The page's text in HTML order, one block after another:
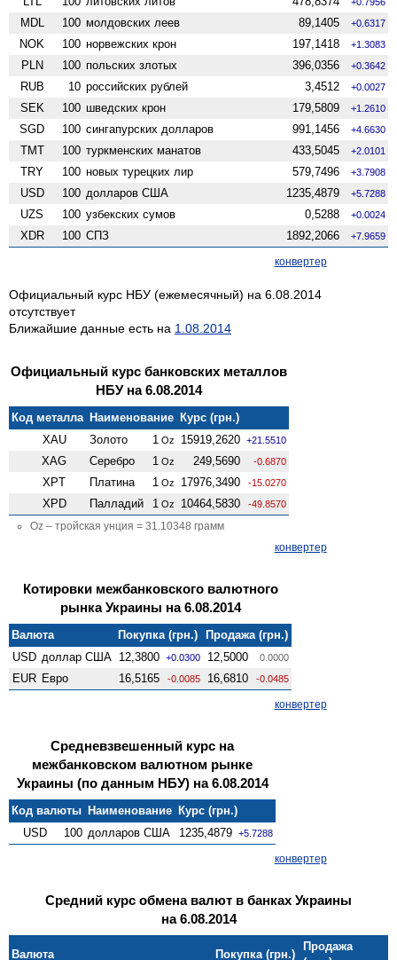
MDL 100 молдовских леев 89,1405 +0.6317
NOK 100 норвежских крон 197,1418 +1.3083
PLN 100 польских злотых 396,0356 +0.3642
RUB 10 российских рублей 3,4512 +0.0027
SEK 100 шведских крон 179,5809 +1.2610
SGD 100 сингапурских долларов 991,1456 +4.6630
TMT 100 туркменских манатов 433,5045 +2.0101
TRY 100 новых турецких лир 579,7496 +3.7908
USD 100 долларов США 1235,4879 +5.7288
UZS 100 узбекских сумов 0,5288 +0.0024
XDR 100 СПЗ 1892,2066 +7.9659
конвертер
Официальный курс НБУ (ежемесячный) на 6.08.2014
отсутствует
Ближайшие данные есть на 1.08.2014
Официальный курс банковских металлов
НБУ на 6.08.2014
Код металла Наименование Курс (грн.)
XAU
Золото 1 Oz 15919,2620 +21.5510
XAG Серебро 1 Oz 249,5690 -0.6870
XPT Платина 1 Oz 17976,3490 -15.0270
XPD Палладий 1 Oz 10464,5830 -49.8570
Oz – тройская унция = 31.10348 грамм
конвертер
Котировки межбанковского валютного
рынка Украины на 6.08.2014
Валюта Покупка (грн.)
Продажа (грн.)
USD доллар США 12,3800 +0.0300 12,5000 0.0000
EUR Евро 16,5165 -0.0085 16,6810 -0.0485
конвертер
Средневзвешенный курс на
межбанковском валютном рынке
Украины (по данным НБУ) на 6.08.2014
Код валюты Наименование Курс (грн.)
USD
100 долларов США 1235,4879 +5.7288
конвертер
Средний курс обмена валют в банках Украины
на 6.08.2014
Валюта Покупка (грн.)
Продажа